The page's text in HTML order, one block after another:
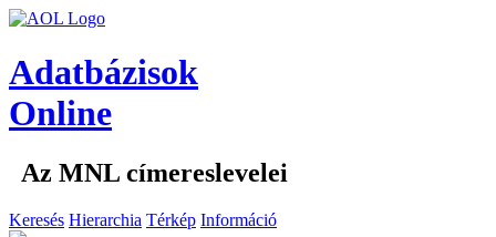
Adatbázisok
Online
Az MNL címereslevelei
Keresés Hierarchia Térkép Információ